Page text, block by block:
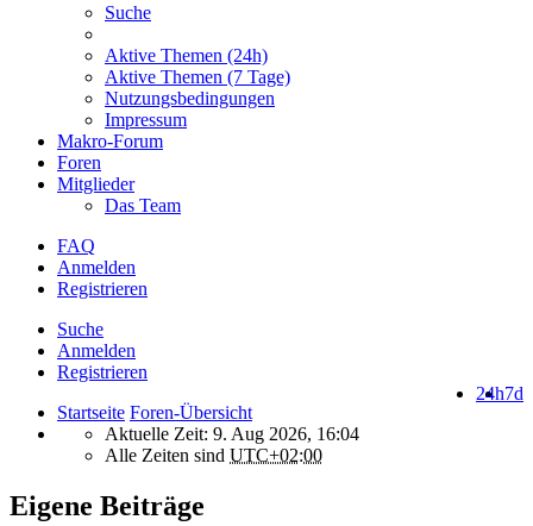
Suche
Aktive Themen (24h)
Aktive Themen (7 Tage)
Nutzungsbedingungen
Impressum
Makro-Forum
Foren
Mitglieder
Das Team
FAQ
Anmelden
Registrieren
Suche
Anmelden
Registrieren
7d
24h
Startseite Foren-Übersicht
Aktuelle Zeit: 9. Aug 2026, 16:04
Alle Zeiten sind UTC+02:00
Eigene Beiträge